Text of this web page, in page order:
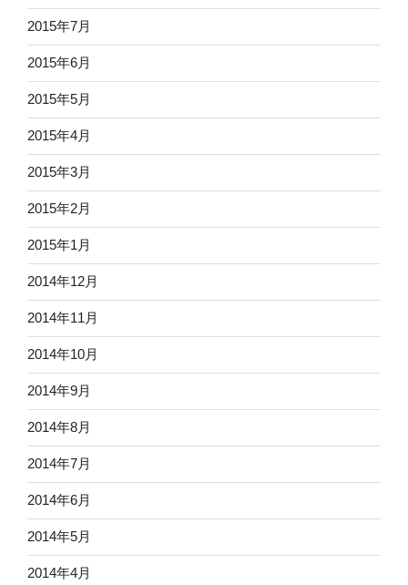
2015年7月
2015年6月
2015年5月
2015年4月
2015年3月
2015年2月
2015年1月
2014年12月
2014年11月
2014年10月
2014年9月
2014年8月
2014年7月
2014年6月
2014年5月
2014年4月